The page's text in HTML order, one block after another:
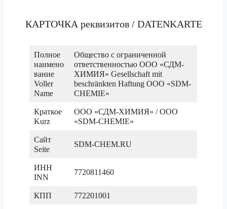
КАРТОЧКА реквизитов / DATENKARTE
Полное
наимено
вание
Voller
Name
Общество с ограниченной
ответственностью ООО «СДМ-
ХИМИЯ» Gesellschaft mit
beschränkten Haftung OOO «SDM-
CHEMIE»
Краткое
Kurz
ООО «СДМ-ХИМИЯ» / ООО
«SDM-CHEMIE»
Сайт
Seite
SDM-CHEM.RU
ИНН
INN
7720811460
КПП 772201001